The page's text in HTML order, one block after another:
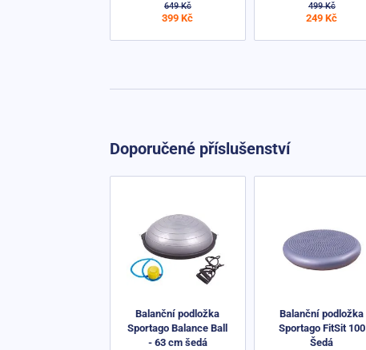
649 Kč
399 Kč
499 Kč
249 Kč
Doporučené příslušenství
Balanční podložka
Sportago Balance Ball
- 63 cm šedá
Balanční podložka
Sportago FitSit 100
Šedá